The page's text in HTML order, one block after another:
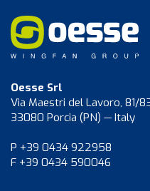
Oesse Srl
Via Maestri del Lavoro, 81/
33080 Porcia (PN) — Italy
P +39 0434 922958
F +39 0434 590046